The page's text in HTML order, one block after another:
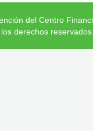
del Centro
los derechos